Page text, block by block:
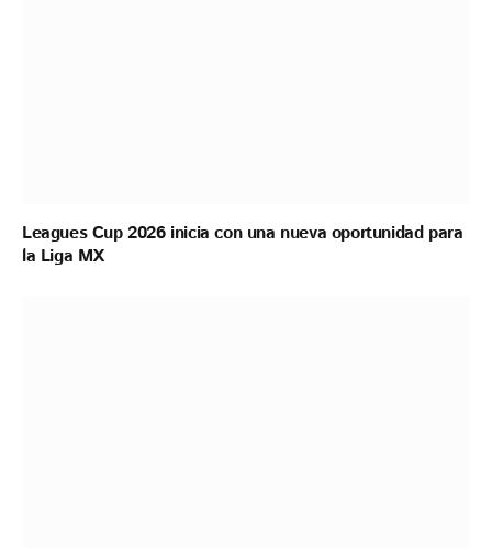
Leagues Cup 2026 inicia con una nueva oportunidad para
la Liga MX